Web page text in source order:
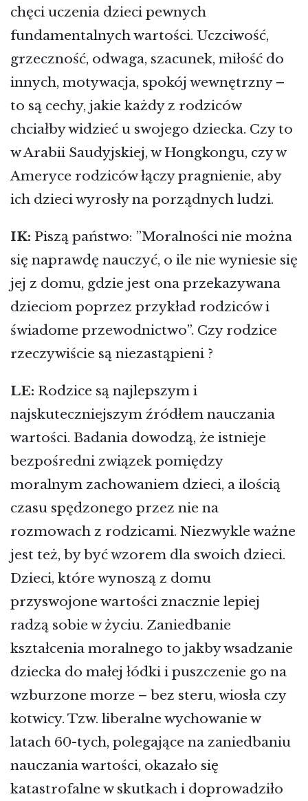
chęci uczenia dzieci pewnych
fundamentalnych wartości. Uczciwość,
grzeczność, odwaga, szacunek, miłość do
innych, motywacja, spokój wewnętrzny –
to są cechy, jakie każdy z rodziców
chciałby widzieć u swojego dziecka. Czy to
w Arabii Saudyjskiej, w Hongkongu, czy w
Ameryce rodziców łączy pragnienie, aby
ich dzieci wyrosły na porządnych ludzi.
IK: Piszą państwo: ”Moralności nie można
się naprawdę nauczyć, o ile nie wyniesie się
jej z domu, gdzie jest ona przekazywana
dzieciom poprzez przykład rodziców i
świadome przewodnictwo”. Czy rodzice
rzeczywiście są niezastąpieni ?
LE: Rodzice są najlepszym i
najskuteczniejszym źródłem nauczania
wartości. Badania dowodzą, że istnieje
bezpośredni związek pomiędzy
moralnym zachowaniem dzieci, a ilością
czasu spędzonego przez nie na
rozmowach z rodzicami. Niezwykle ważne
jest też, by być wzorem dla swoich dzieci.
Dzieci, które wynoszą z domu
przyswojone wartości znacznie lepiej
radzą sobie w życiu. Zaniedbanie
kształcenia moralnego to jakby wsadzanie
dziecka do małej łódki i puszczenie go na
wzburzone morze – bez steru, wiosła czy
kotwicy. Tzw. liberalne wychowanie w
latach 60-tych, polegające na zaniedbaniu
nauczania wartości, okazało się
katastrofalne w skutkach i doprowadziło